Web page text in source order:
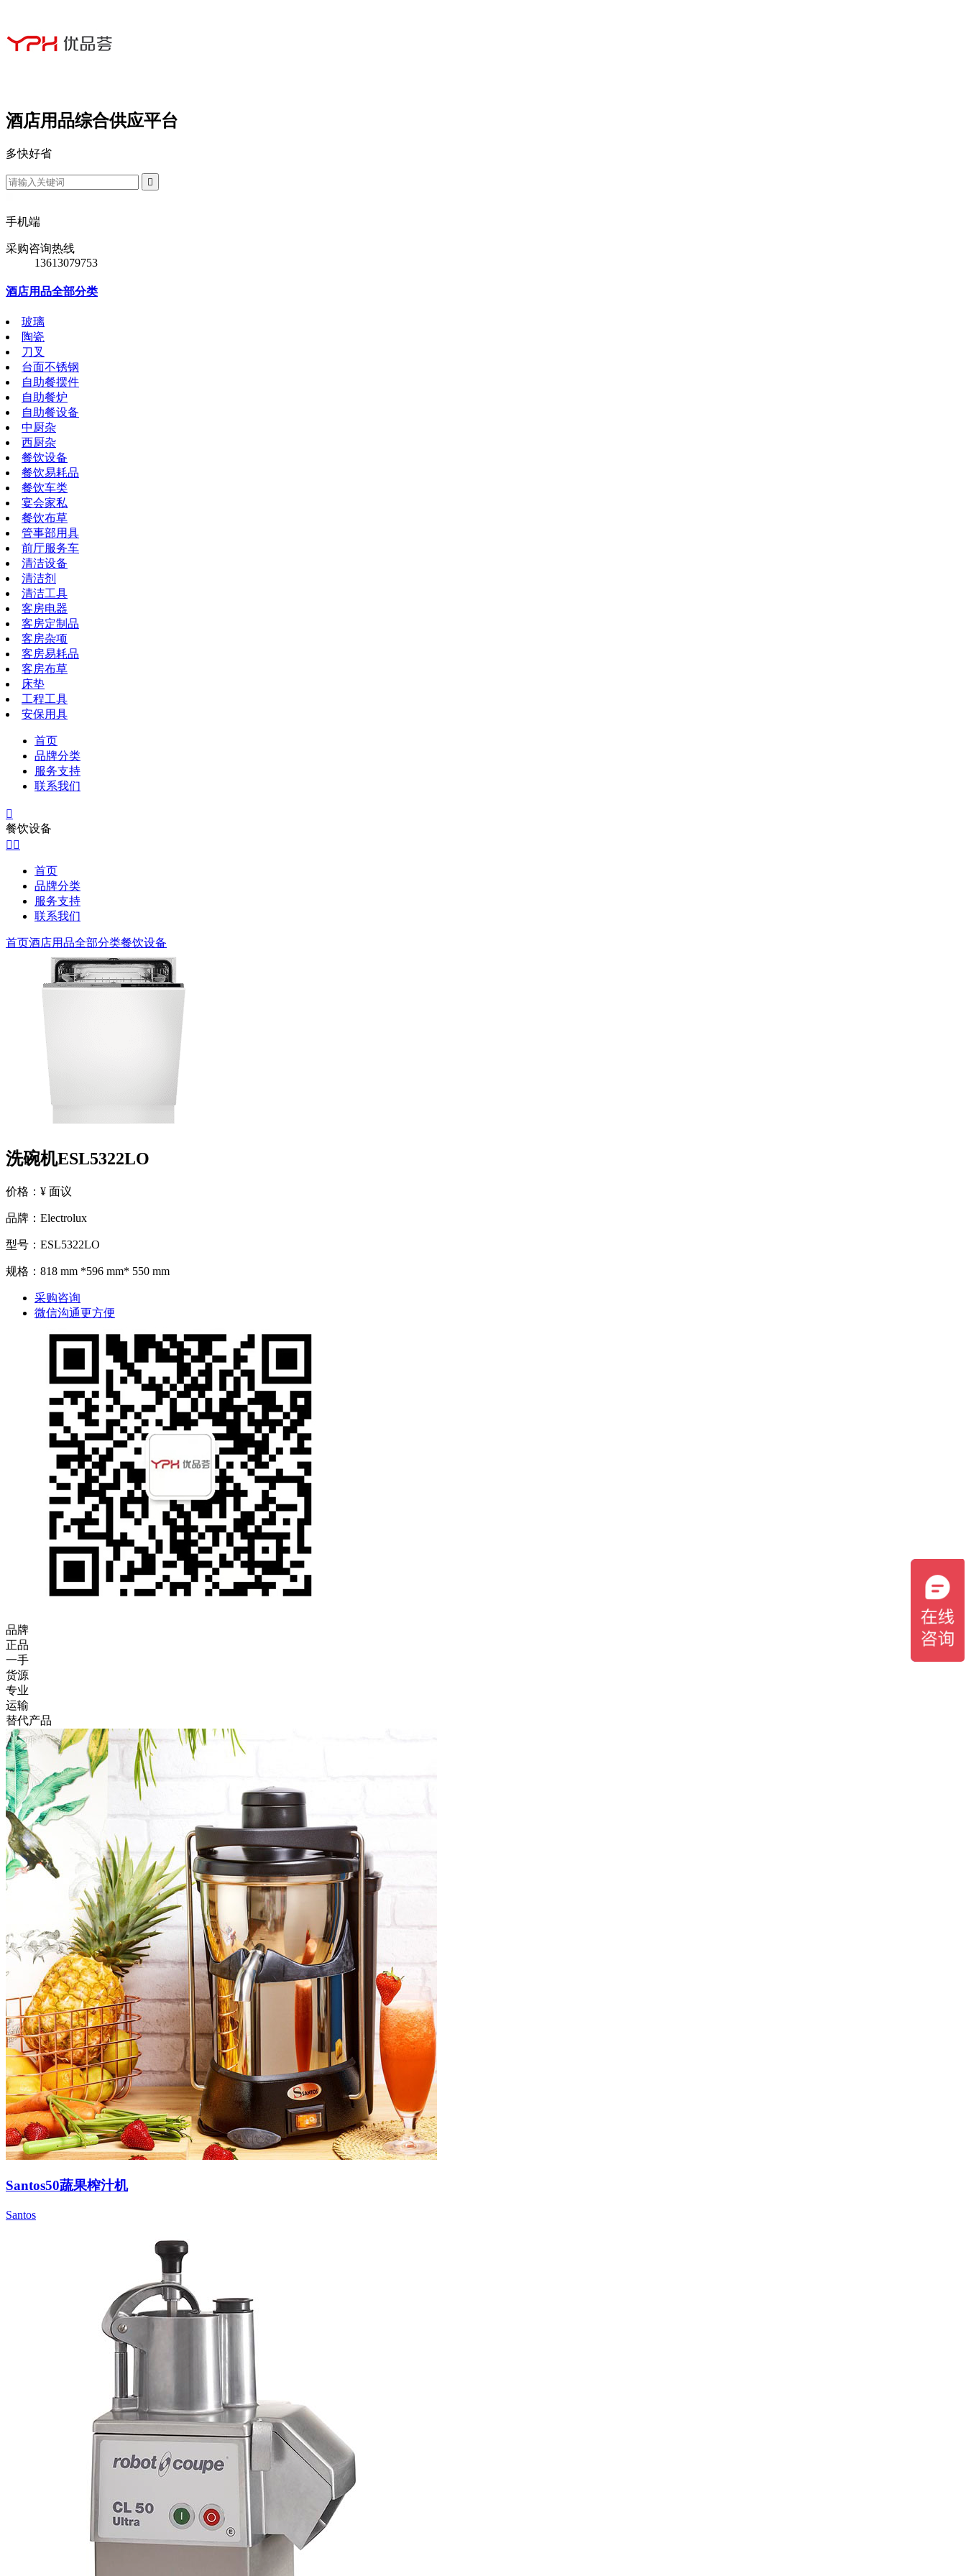
酒店用品综合供应平台
多快好省

手机端
采购咨询热线
13613079753
酒店用品全部分类
玻璃
陶瓷
刀叉
台面不锈钢
自助餐摆件
自助餐炉
自助餐设备
中厨杂
西厨杂
餐饮设备
餐饮易耗品
餐饮车类
宴会家私
餐饮布草
管事部用具
前厅服务车
清洁设备
清洁剂
清洁工具
客房电器
客房定制品
客房杂项
客房易耗品
客房布草
床垫
工程工具
安保用具
首页
品牌分类
服务支持
联系我们

餐饮设备
 
首页
品牌分类
服务支持
联系我们
首页酒店用品全部分类餐饮设备
洗碗机ESL5322LO
价格：¥ 面议
品牌：Electrolux
型号：ESL5322LO
规格：818 mm *596 mm* 550 mm
采购咨询
微信沟通更方便
品牌
正品
一手
货源
专业
运输
替代产品
Santos50蔬果榨汁机
Santos